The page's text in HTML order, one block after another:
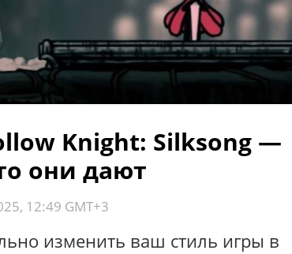
Knight: Silksong —
они дают
12:49 GMT+3
изменить ваш стиль игры в